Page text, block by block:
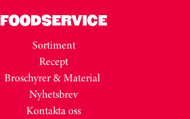
FOODSERVICE
Sortiment
Recept
Broschyrer & Material
Nyhetsbrev
Kontakta oss